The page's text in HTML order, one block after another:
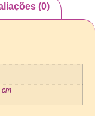
(0)
cm